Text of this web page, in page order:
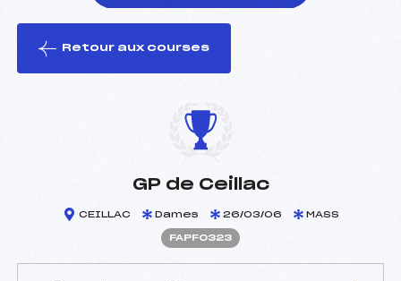
le ski
Retour aux courses
GP de Ceillac
CEILLAC Dames 26/03/06 MASS
FAPF0323